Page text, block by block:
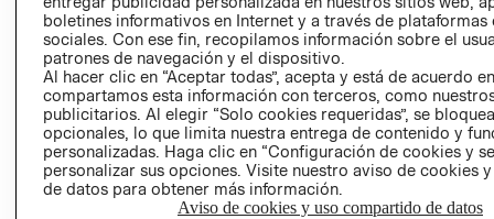
AVISO DE
COOKIES
Chile ($)
boletines informativos en Internet y a través de plataformas
sociales. Con ese fin, recopilamos información sobre el
patrones de navegación y el dispositivo.
Al hacer clic en “Aceptar todas”, acepta y está de acuerdo
compartamos esta información con terceros, como
publicitarios. Al elegir “Solo cookies requeridas”, se
opcionales, lo que limita nuestra entrega de contenido y
personalizadas. Haga clic en “Configuración de cookies y
personalizar sus opciones. Visite nuestro aviso de cookies
de datos para obtener más información.
Aviso de cookies y uso compartido de datos